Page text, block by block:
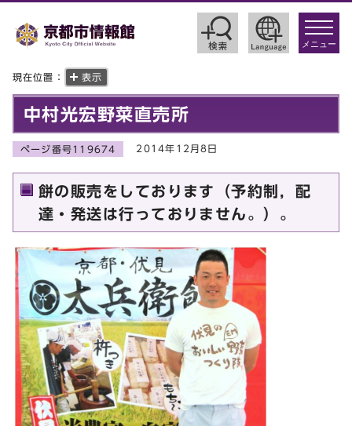
toggle
メニュー
現在位置： 表示
中村光宏野菜直売所
ページ番号119674 2014年12月8日
餅の販売をしております（予約制，配
達・発送は行っておりません。）。